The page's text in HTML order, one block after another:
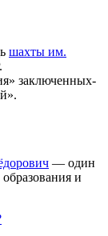
шахты им.
заключенных-
— один
и